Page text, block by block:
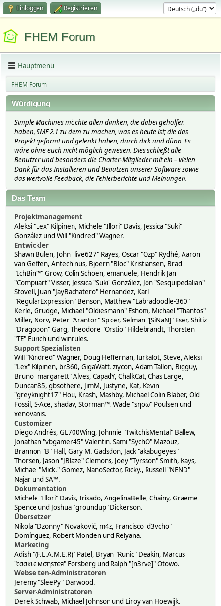
Einloggen Registrieren
FHEM Forum
Hauptmenü
FHEM Forum
Würdigung
Simple Machines möchte allen danken, die dabei geholfen
haben, SMF 2.1 zu dem zu machen, was es heute ist; die das
Projekt geformt und gelenkt haben, durch dick und dünn. Es
wäre ohne euch nicht möglich gewesen. Dies schließt alle
Benutzer und besonders die Charter-Mitglieder mit ein – vielen
Dank für das Installieren und Benutzen unserer Software sowie
das wertvolle Feedback, die Fehlerberichte und Meinungen.
Das Team
Projektmanagement
Aleksi "Lex" Kilpinen, Michele "Illori" Davis, Jessica "Suki"
González und Will "Kindred" Wagner.
Entwickler
Shawn Bulen, John "live627" Rayes, Oscar "Ozp" Rydhé, Aaron
van Geffen, Antechinus, Bjoern "Bloc" Kristiansen, Brad
"IchBin™" Grow, Colin Schoen, emanuele, Hendrik Jan
"Compuart" Visser, Jessica "Suki" González, Jon "Sesquipedalian"
Stovell, Juan "JayBachatero" Hernandez, Karl
"RegularExpression" Benson, Matthew "Labradoodle-360"
Kerle, Grudge, Michael "Oldiesmann" Eshom, Michael "Thantos"
Miller, Norv, Peter "Arantor" Spicer, Selman "[SiNaN]" Eser, Shitiz
"Dragooon" Garg, Theodore "Orstio" Hildebrandt, Thorsten
"TE" Eurich und winrules.
Support Spezialisten
Will "Kindred" Wagner, Doug Heffernan, lurkalot, Steve, Aleksi
"Lex" Kilpinen, br360, GigaWatt, ziycon, Adam Tallon, Bigguy,
Bruno "margarett" Alves, CapadY, ChalkCat, Chas Large,
Duncan85, gbsothere, JimM, Justyne, Kat, Kevin
"greyknight17" Hou, Krash, Mashby, Michael Colin Blaber, Old
Fossil, S-Ace, shadav, Storman™, Wade "sησω" Poulsen und
xenovanis.
Customizer
Diego Andrés, GL700Wing, Johnnie "TwitchisMental" Ballew,
Jonathan "vbgamer45" Valentin, Sami "SychO" Mazouz,
Brannon "B" Hall, Gary M. Gadsdon, Jack "akabugeyes"
Thorsen, Jason "JBlaze" Clemons, Joey "Tyrsson" Smith, Kays,
Michael "Mick." Gomez, NanoSector, Ricky., Russell "NEND"
Najar und SA™.
Dokumentation
Michele "Illori" Davis, Irisado, AngelinaBelle, Chainy, Graeme
Spence und Joshua "groundup" Dickerson.
Übersetzer
Nikola "Dzonny" Novaković, m4z, Francisco "d3vcho"
Domínguez, Robert Monden und Relyana.
Marketing
Adish "(F.L.A.M.E.R)" Patel, Bryan "Runic" Deakin, Marcus
"cσσкιє мσηѕтєя" Forsberg und Ralph "[n3rve]" Otowo.
Webseiten-Administratoren
Jeremy "SleePy" Darwood.
Server-Administratoren
Derek Schwab, Michael Johnson und Liroy van Hoewijk.